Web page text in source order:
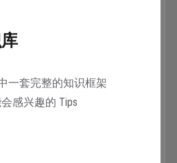
率如何都不会影响额定功率，
是铜牌还是金牌，输出都是
一套完整的知识框架
感兴趣的 Tips